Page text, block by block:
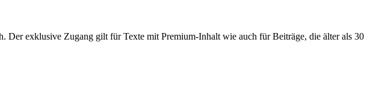
Der exklusive Zugang gilt für Texte mit Premium-Inhalt wie auch für Beiträge, die älter als 30